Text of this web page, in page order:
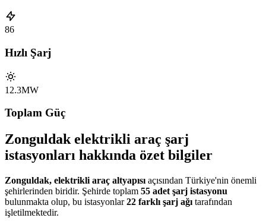
86
Hızlı Şarj
12.3MW
Toplam Güç
Zonguldak elektrikli araç şarj
istasyonları hakkında özet bilgiler
Zonguldak, elektrikli araç altyapısı açısından Türkiye'nin önemli
şehirlerinden biridir. Şehirde toplam 55 adet şarj istasyonu
bulunmakta olup, bu istasyonlar22 farklı şarj ağı tarafından
işletilmektedir.